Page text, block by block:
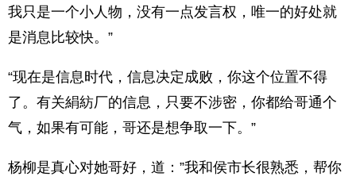
我只是一个小人物，没有一点发言权，唯一的好处就
是消息比较快。”
“现在是信息时代，信息决定成败，你这个位置不得
了。有关絹紡厂的信息，只要不涉密，你都给哥通个
气，如果有可能，哥还是想争取一下。”
杨柳是真心对她哥好，道：”我和侯市长很熟悉，帮你